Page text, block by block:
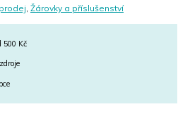
Žárovky a příslušenství
500 Kč